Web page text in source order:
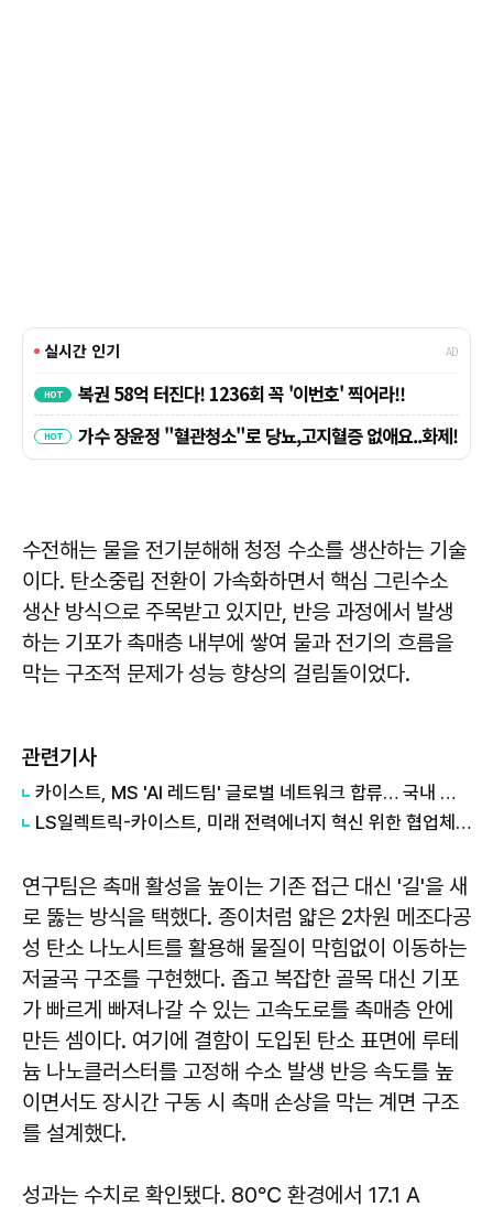
수전해는 물을 전기분해해 청정 수소를 생산하는 기술
이다. 탄소중립 전환이 가속화하면서 핵심 그린수소
생산 방식으로 주목받고 있지만, 반응 과정에서 발생
하는 기포가 촉매층 내부에 쌓여 물과 전기의 흐름을
막는 구조적 문제가 성능 향상의 걸림돌이었다.
관련기사
카이스트, MS 'AI 레드팀' 글로벌 네트워크 합류… 국내 유일
LS일렉트릭-카이스트, 미래 전력에너지 혁신 위한 협업체계 구축
연구팀은 촉매 활성을 높이는 기존 접근 대신 '길'을 새
로 뚫는 방식을 택했다. 종이처럼 얇은 2차원 메조다공
성 탄소 나노시트를 활용해 물질이 막힘없이 이동하는
저굴곡 구조를 구현했다. 좁고 복잡한 골목 대신 기포
가 빠르게 빠져나갈 수 있는 고속도로를 촉매층 안에
만든 셈이다. 여기에 결함이 도입된 탄소 표면에 루테
늄 나노클러스터를 고정해 수소 발생 반응 속도를 높
이면서도 장시간 구동 시 촉매 손상을 막는 계면 구조
를 설계했다.
성과는 수치로 확인됐다. 80℃ 환경에서 17.1 A